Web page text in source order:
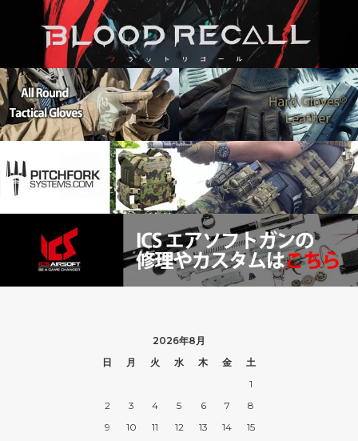
2026年8月
日
月 火 水 木 金
土
1
2
3 4 5 6 7
8
9
10 11 12 13 14
15